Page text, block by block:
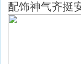
配饰神气齐挺